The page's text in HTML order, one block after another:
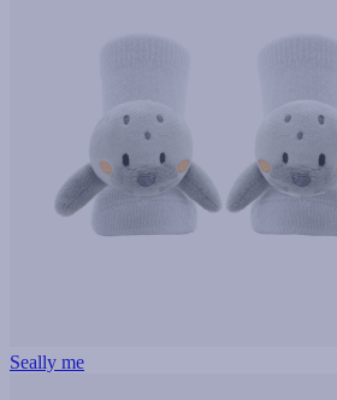
Seally me